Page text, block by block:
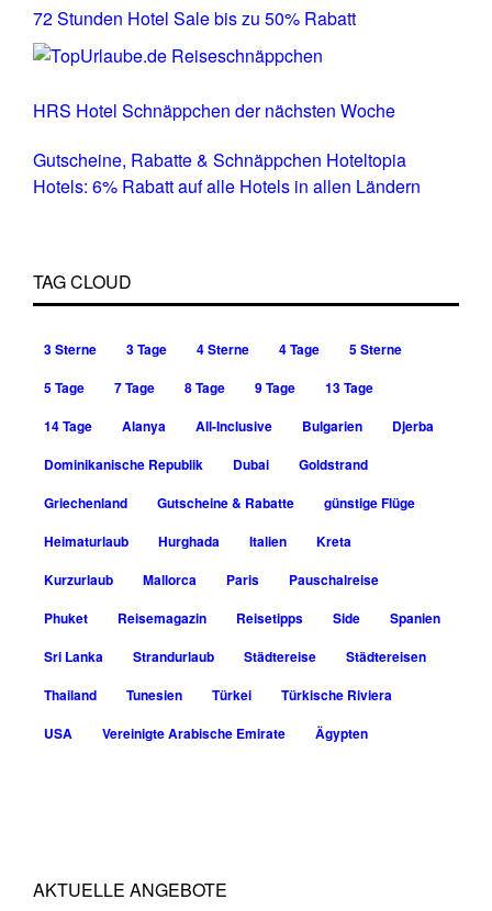
72 Stunden Hotel Sale bis zu 50% Rabatt
HRS Hotel Schnäppchen der nächsten Woche
Gutscheine, Rabatte & Schnäppchen Hoteltopia
Hotels: 6% Rabatt auf alle Hotels in allen Ländern
TAG CLOUD
3 Sterne 3 Tage 4 Sterne 4 Tage
5 Sterne
5 Tage
7 Tage 8 Tage 9 Tage
13 Tage
14 Tage
Alanya All-Inclusive Bulgarien
Djerba
Dominikanische Republik
Dubai
Goldstrand
Griechenland
Gutscheine & Rabatte
günstige Flüge
Heimaturlaub
Hurghada Italien
Kreta
Kurzurlaub
Mallorca Paris
Pauschalreise
Phuket
Reisemagazin Reisetipps Side
Spanien
Sri Lanka
Strandurlaub Städtereise
Städtereisen
Thailand
Tunesien Türkei
Türkische Riviera
USA
Vereinigte Arabische Emirate Ägypten
AKTUELLE ANGEBOTE